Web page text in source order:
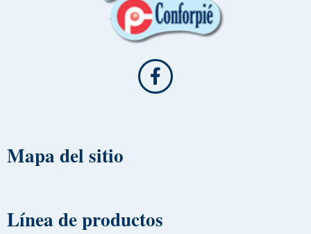
Mapa del sitio
Línea de productos